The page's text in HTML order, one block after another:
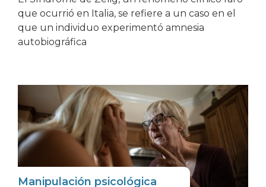
que ocurrió en Italia, se refiere a un caso en el
que un individuo experimentó amnesia
autobiográfica
Manipulación psicológica